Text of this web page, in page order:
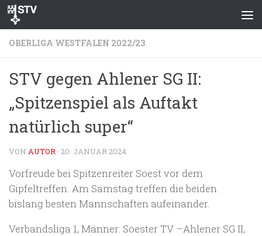
Zum Inhalt springen
OBERLIGA WESTFALEN 2022/23
STV gegen Ahlener SG II:
„Spitzenspiel als Auftakt
natürlich super“
VON AUTOR · 20. JANUAR 2024
Vorfreude bei Spitzenreiter Soest vor dem
Gipfeltreffen. Am Samstag treffen die beiden
bislang besten Mannschaften aufeinander.
Verbandsliga 1, Männer: Soester TV – Ahlener SG II,